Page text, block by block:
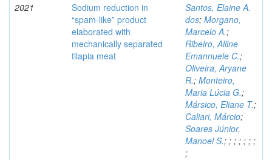
2021
Sodium reduction in
“spam-like” product
elaborated with
mechanically separated
tilapia meat
Santos, Elaine A.
dos; Morgano,
Marcelo A.;
Ribeiro, Alline
Emannuele C.;
Oliveira, Aryane
R.; Monteiro,
Maria Lúcia G.;
Mársico, Eliane T.;
Caliari, Márcio;
Soares Júnior,
Manoel S.; ; ; ; ; ; ;
;